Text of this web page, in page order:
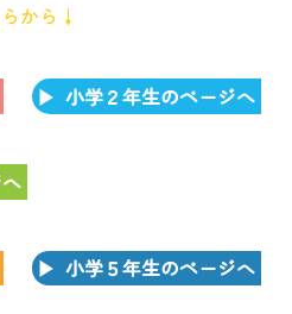
から↓
小学２年生のページへ
小学５年生のページへ